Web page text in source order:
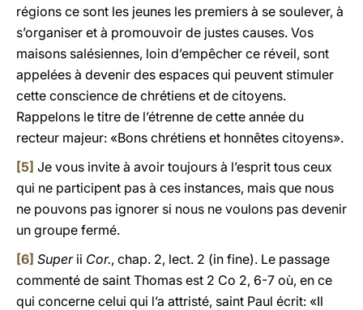
régions ce sont les jeunes les premiers à se soulever, à
s’organiser et à promouvoir de justes causes. Vos
maisons salésiennes, loin d’empêcher ce réveil, sont
appelées à devenir des espaces qui peuvent stimuler
cette conscience de chrétiens et de citoyens.
Rappelons le titre de l’étrenne de cette année du
recteur majeur: «Bons chrétiens et honnêtes citoyens».
[5] Je vous invite à avoir toujours à l’esprit tous ceux
qui ne participent pas à ces instances, mais que nous
ne pouvons pas ignorer si nous ne voulons pas devenir
un groupe fermé.
[6] Super ii Cor., chap. 2, lect. 2 (in fine). Le passage
commenté de saint Thomas est 2 Co 2, 6-7 où, en ce
qui concerne celui qui l’a attristé, saint Paul écrit: «Il